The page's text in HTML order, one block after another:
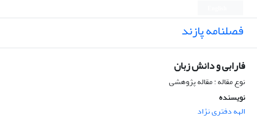
فصلنامه پازند
فارابی و دانش زبان
نوع مقاله : مقاله پژوهشی
نویسنده
الهه دفتری نژاد